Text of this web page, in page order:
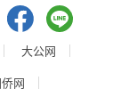
大公网
网